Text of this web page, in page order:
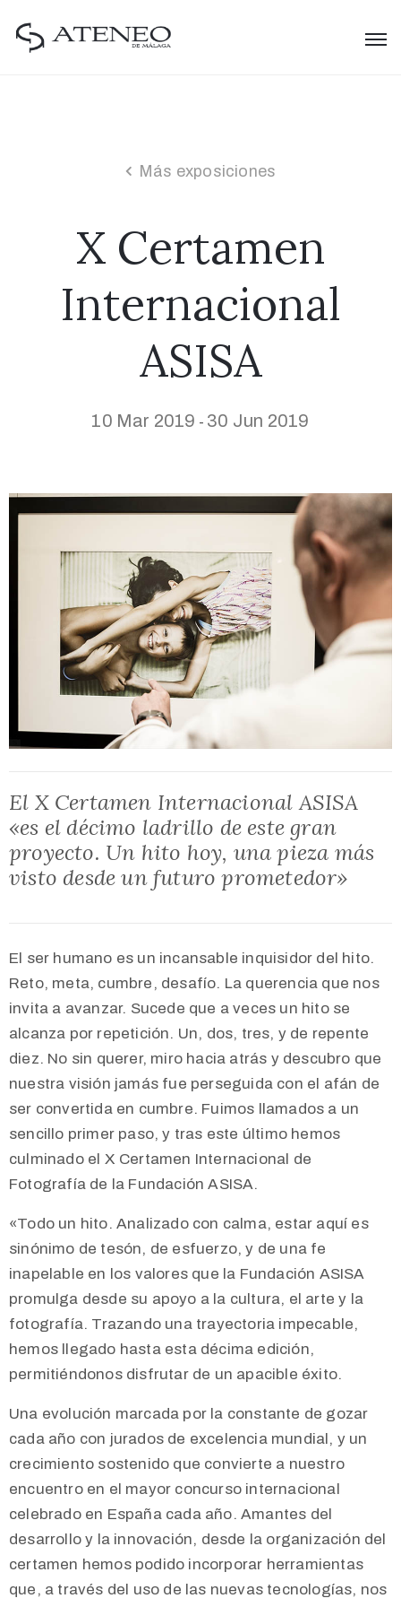
Más exposiciones
X Certamen
Internacional
ASISA
10 Mar 2019 - 30 Jun 2019
El X Certamen Internacional ASISA
«es el décimo ladrillo de este gran
proyecto. Un hito hoy, una pieza más
visto desde un futuro prometedor»
El ser humano es un incansable inquisidor del hito.
Reto, meta, cumbre, desafío. La querencia que nos
invita a avanzar. Sucede que a veces un hito se
alcanza por repetición. Un, dos, tres, y de repente
diez. No sin querer, miro hacia atrás y descubro que
nuestra visión jamás fue perseguida con el afán de
ser convertida en cumbre. Fuimos llamados a un
sencillo primer paso, y tras este último hemos
culminado el X Certamen Internacional de
Fotografía de la Fundación ASISA.
«Todo un hito. Analizado con calma, estar aquí es
sinónimo de tesón, de esfuerzo, y de una fe
inapelable en los valores que la Fundación ASISA
promulga desde su apoyo a la cultura, el arte y la
fotografía. Trazando una trayectoria impecable,
hemos llegado hasta esta décima edición,
permitiéndonos disfrutar de un apacible éxito.
Una evolución marcada por la constante de gozar
cada año con jurados de excelencia mundial, y un
crecimiento sostenido que convierte a nuestro
encuentro en el mayor concurso internacional
celebrado en España cada año. Amantes del
desarrollo y la innovación, desde la organización del
certamen hemos podido incorporar herramientas
que, a través del uso de las nuevas tecnologías, nos